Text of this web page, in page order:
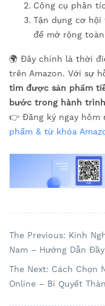
Công cụ phân
Tận dụng cơ hội
để mở rộng
🌍 Đây chính là thời
trên Amazon. Với sự
tìm được sản phẩm
bước trong hành
👉 Đăng ký ngay hôm
phẩm & từ khóa
The Previous: Kinh
Nam – Hướng Dẫn
The Next: Cách Chọn
Online – Bí Quyết